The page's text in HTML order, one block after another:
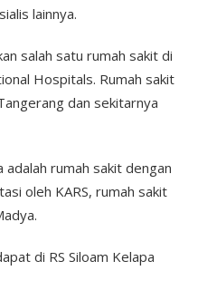
lainnya.
salah satu rumah sakit di
Hospitals. Rumah sakit
dan sekitarnya
adalah rumah sakit dengan
oleh KARS, rumah sakit
di RS Siloam Kelapa